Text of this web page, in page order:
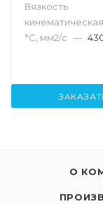
Вязкость
°С, мм2/с —
О